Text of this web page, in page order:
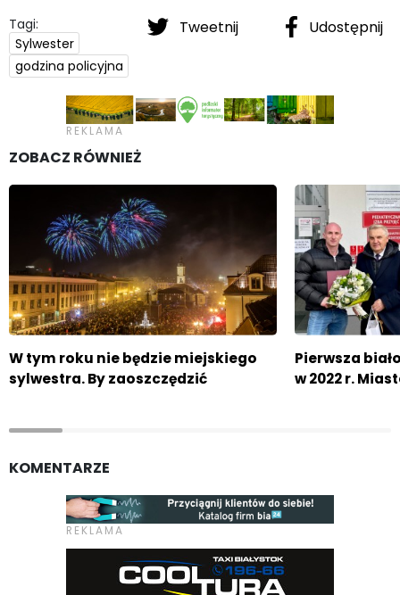
Tweetnij Udostępnij
Tagi:
Sylwester
godzina policyjna
ZOBACZ RÓWNIEŻ
W tym roku nie będzie miejskiego
sylwestra. By zaoszczędzić
Pierwsza
w 2022 r.
KOMENTARZE